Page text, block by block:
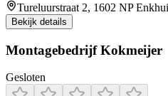
Tureluurstraat 2, 1602 NP
Bekijk details
Montagebedrijf Kokmeijer
Gesloten